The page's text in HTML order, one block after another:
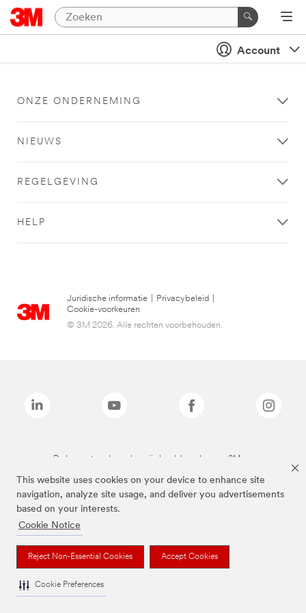
This website uses cookies on your device to enhance site
navigation, analyze site usage, and deliver you advertisements
based on your interests.
Cookie Notice
Reject Non-Essential Cookies Accept Cookies
Cookie Preferences
Account
ONZE ONDERNEMING
NIEUWS
REGELGEVING
HELP
Juridische informatie Privacybeleid
Cookie-voorkeuren
© 3M 2026. Alle rechten voorbehouden.
De bovenstaande merken zijn handelsmerken van 3M.we